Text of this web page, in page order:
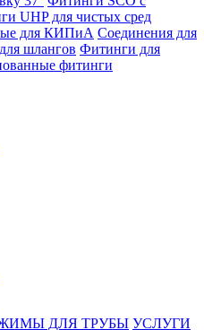
UHP для чистых сред
для КИПиА Соединения для
шлангов Фитинги для
фитинги
ДЛЯ ТРУБЫ УСЛУГИ